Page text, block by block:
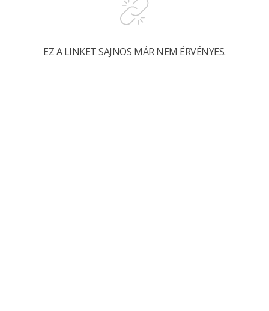
EZ A LINKET SAJNOS MÁR NEM ÉRVÉNYES.